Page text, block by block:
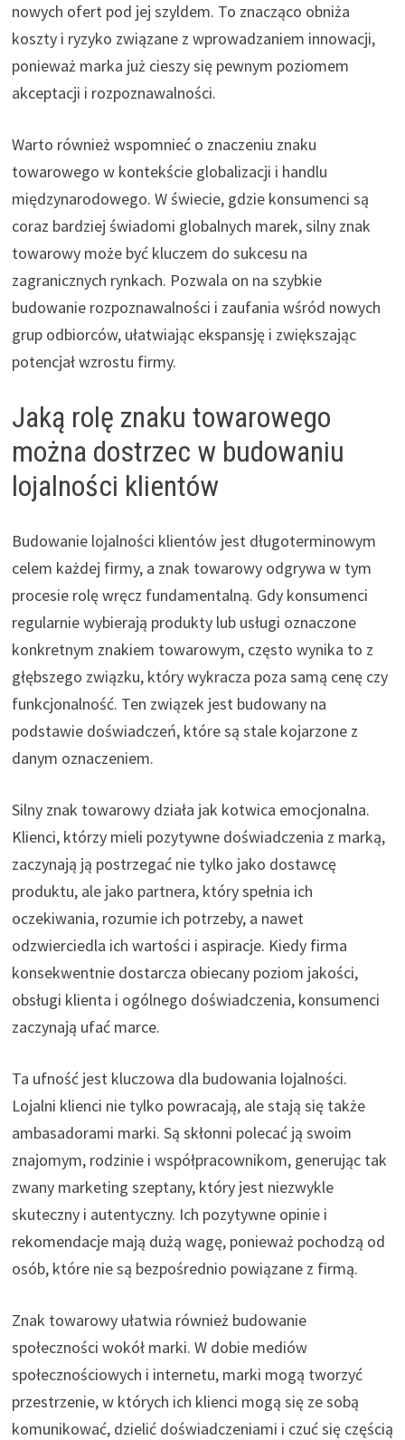
nowych ofert pod jej szyldem. To znacząco obniża
koszty i ryzyko związane z wprowadzaniem innowacji,
ponieważ marka już cieszy się pewnym poziomem
akceptacji i rozpoznawalności.
Warto również wspomnieć o znaczeniu znaku
towarowego w kontekście globalizacji i handlu
międzynarodowego. W świecie, gdzie konsumenci są
coraz bardziej świadomi globalnych marek, silny znak
towarowy może być kluczem do sukcesu na
zagranicznych rynkach. Pozwala on na szybkie
budowanie rozpoznawalności i zaufania wśród nowych
grup odbiorców, ułatwiając ekspansję i zwiększając
potencjał wzrostu firmy.
Jaką rolę znaku towarowego
można dostrzec w budowaniu
lojalności klientów
Budowanie lojalności klientów jest długoterminowym
celem każdej firmy, a znak towarowy odgrywa w tym
procesie rolę wręcz fundamentalną. Gdy konsumenci
regularnie wybierają produkty lub usługi oznaczone
konkretnym znakiem towarowym, często wynika to z
głębszego związku, który wykracza poza samą cenę czy
funkcjonalność. Ten związek jest budowany na
podstawie doświadczeń, które są stale kojarzone z
danym oznaczeniem.
Silny znak towarowy działa jak kotwica emocjonalna.
Klienci, którzy mieli pozytywne doświadczenia z marką,
zaczynają ją postrzegać nie tylko jako dostawcę
produktu, ale jako partnera, który spełnia ich
oczekiwania, rozumie ich potrzeby, a nawet
odzwierciedla ich wartości i aspiracje. Kiedy firma
konsekwentnie dostarcza obiecany poziom jakości,
obsługi klienta i ogólnego doświadczenia, konsumenci
zaczynają ufać marce.
Ta ufność jest kluczowa dla budowania lojalności.
Lojalni klienci nie tylko powracają, ale stają się także
ambasadorami marki. Są skłonni polecać ją swoim
znajomym, rodzinie i współpracownikom, generując tak
zwany marketing szeptany, który jest niezwykle
skuteczny i autentyczny. Ich pozytywne opinie i
rekomendacje mają dużą wagę, ponieważ pochodzą od
osób, które nie są bezpośrednio powiązane z firmą.
Znak towarowy ułatwia również budowanie
społeczności wokół marki. W dobie mediów
społecznościowych i internetu, marki mogą tworzyć
przestrzenie, w których ich klienci mogą się ze sobą
komunikować, dzielić doświadczeniami i czuć się częścią